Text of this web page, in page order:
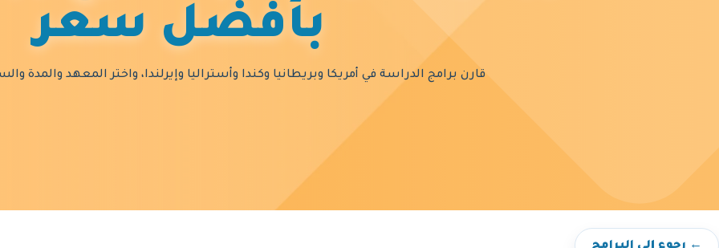
بأفضل سعر
قارن برامج الدراسة في أمريكا وبريطانيا وكندا وأستراليا وإيرلندا، واختر المعهد والمدة